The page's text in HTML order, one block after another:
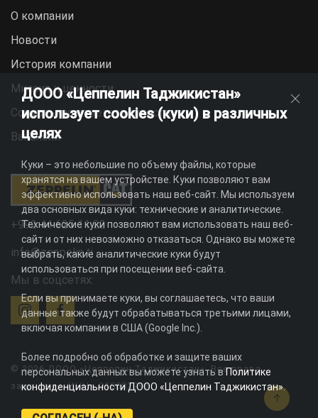
О компании
Новости
История компании
Миссия и ценности
Социальная ответственность
Вакансии
+992 44 625 11 22
info@zeppelin.tj
Мы в соцсетях:
© 2026 ДООО «Цеппелин Таджикистан». Все права
защищены. ИНН - 010082996
ДООО «Цеппелин Таджикистан»
использует cookies (куки) в различных
целях
Куки – это небольшие по объему файлы, которые
хранятся на вашем устройстве. Куки позволяют вам
эффективно использовать наш веб-сайт. Мы используем
два основных вида куки: технические и аналитические.
Технические куки позволяют вам использовать наш веб-
сайт и от них невозможно отказаться. Однако вы можете
выбрать, какие аналитические куки будут
использоваться при посещении веб-сайта.
Если вы принимаете куки, вы соглашаетесь, что ваши
данные также будут обрабатываться третьими лицами,
включая компании в США (Google Inc.).
Более подробно об обработке и защите ваших
персональных данных вы можете узнать вПолитике
конфиденциальности ДООО «Цеппелин Таджикистан».